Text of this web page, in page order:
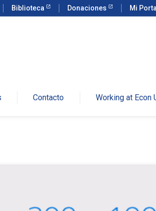
Biblioteca Donaciones Mi
Contacto Working at Econ